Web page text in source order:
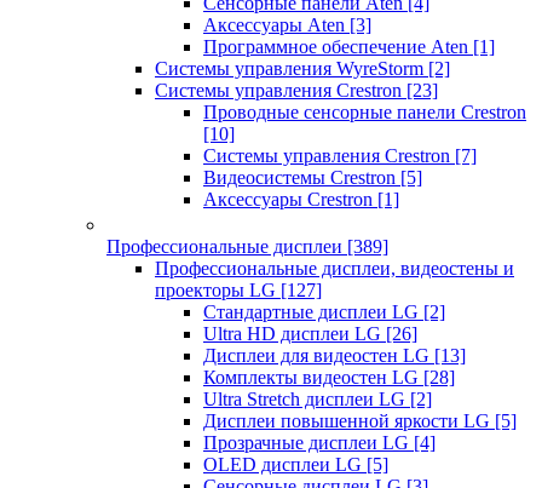
Аксессуары Aten [3]
Программное обеспечение Aten [1]
Системы управления WyreStorm [2]
Системы управления Crestron [23]
Проводные сенсорные панели Crestron
[10]
Системы управления Crestron [7]
Видеосистемы Crestron [5]
Аксессуары Crestron [1]
Профессиональные дисплеи [389]
Профессиональные дисплеи, видеостены и
проекторы LG [127]
Стандартные дисплеи LG [2]
Ultra HD дисплеи LG [26]
Дисплеи для видеостен LG [13]
Комплекты видеостен LG [28]
Ultra Stretch дисплеи LG [2]
Дисплеи повышенной яркости LG [5]
Прозрачные дисплеи LG [4]
OLED дисплеи LG [5]